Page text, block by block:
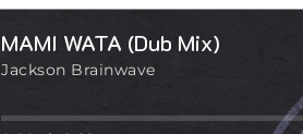
MAMI WATA (Dub Mix)
Jackson Brainwave